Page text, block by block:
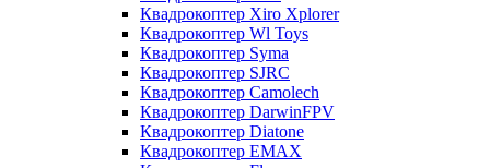
Квадрокоптер Xiro Xplorer
Квадрокоптер Wl Toys
Квадрокоптер Syma
Квадрокоптер SJRC
Квадрокоптер Camolech
Квадрокоптер DarwinFPV
Квадрокоптер Diatone
Квадрокоптер EMAX